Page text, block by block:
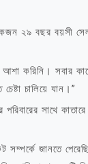
২৯ বছর বয়সী
করিনি। সবার
চালিয়ে যান।”
সাথে
জানতে